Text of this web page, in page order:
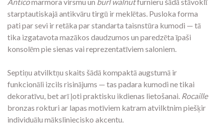
starptautiskajā antikvāru tirgū ir meklētas. Pusloka forma
pati par sevi ir retāka par standarta taisnstūra kumodi — tā
tika izgatavota mazākos daudzumos un paredzēta īpaši
konsolēm pie sienas vai reprezentatīviem saloniem.
Septiņu atvilktņu skaits šādā kompaktā augstumā ir
funkcionāli izcils risinājums — tas padara kumodi ne tikai
dekoratīvu, bet arī ļoti praktisku ikdienas lietošanai. Rocaille
bronzas rokturi ar lapas motīviem katram atvilktnim piešķir
individuālu māksliniecisko akcentu.